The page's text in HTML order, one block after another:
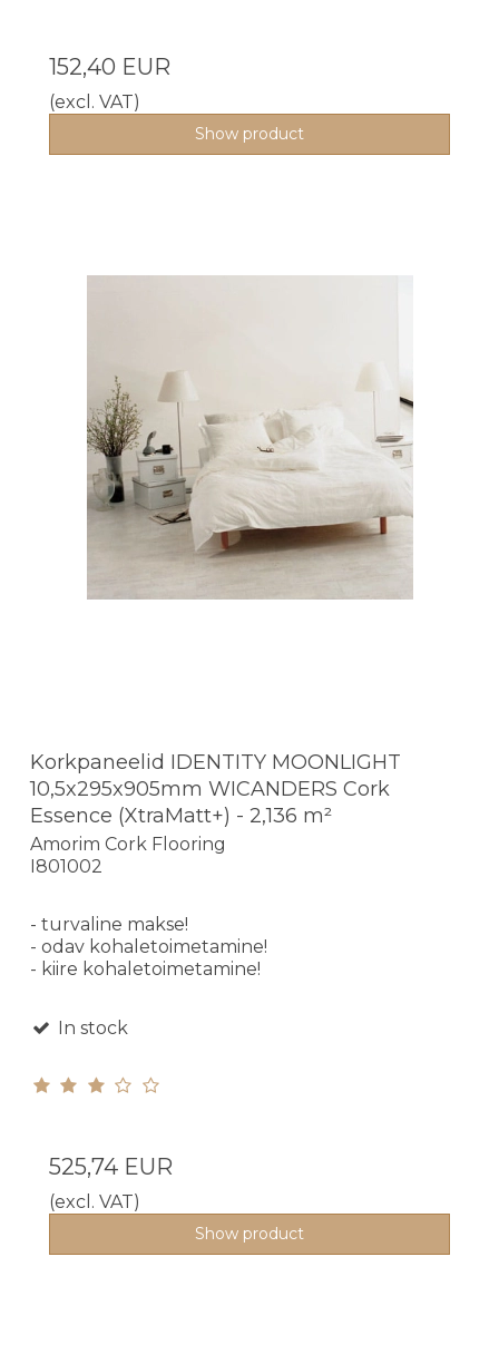
152,40 EUR
(excl. VAT)
Show product
Korkpaneelid IDENTITY MOONLIGHT
10,5x295x905mm WICANDERS Cork
Essence (XtraMatt+) - 2,136 m²
Amorim Cork Flooring
I801002
- turvaline makse!
- odav kohaletoimetamine!
- kiire kohaletoimetamine!
In stock
525,74 EUR
(excl. VAT)
Show product